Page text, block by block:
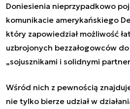
Doniesienia nieprzypadkowo
komunikacie amerykańskiego
który zapowiedział możliwość
uzbrojonych bezzałogowców
„sojusznikami i solidnymi
Wśród nich z pewnością
nie tylko bierze udział w